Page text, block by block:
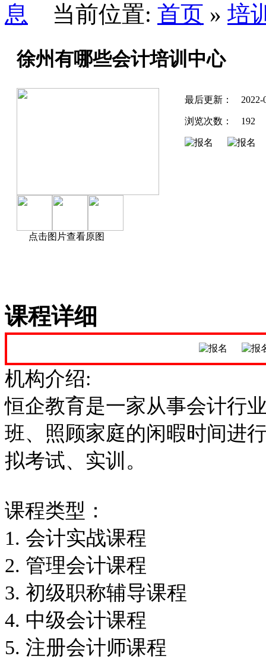
当前位置: 首页 » 培
徐州有哪些会计培训中心
点击图片查看原图
最后更新： 2022-
浏览次数： 192
课程详细
机构介绍:
恒企教育是一家从事会计行
班、照顾家庭的闲暇时间进
拟考试、实训。
课程类型：
1. 会计实战课程
2. 管理会计课程
3. 初级职称辅导课程
4. 中级会计课程
5. 注册会计师课程